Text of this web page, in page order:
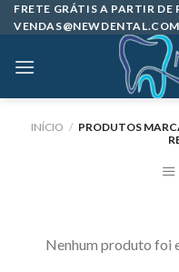
Skip
to
FRETE GRÁTIS A PARTIR
INÍCIO / PRODUTOS
Nenhum produto foi